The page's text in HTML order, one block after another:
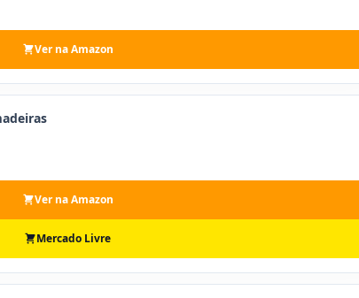
Ver na Amazon
Ver na Amazon
Mercado Livre